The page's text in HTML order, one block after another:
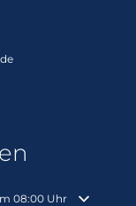
auszublenden
08:00 Uhr